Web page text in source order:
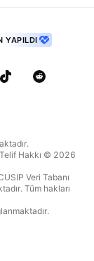
YAPILDI
Hakkı © 2026
Veri Tabanı
Tüm hakları